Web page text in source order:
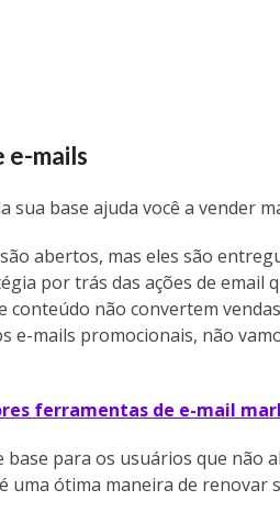
e-mails
sua base ajuda você a vender
abertos, mas eles são
por trás das ações de email
conteúdo não convertem
e-mails promocionais, não
ferramentas de e-mail
base para os usuários que não
uma ótima maneira de renovar